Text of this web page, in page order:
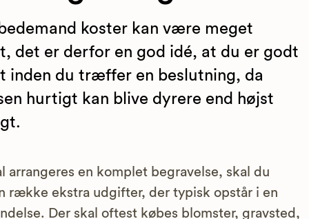
koster kan være meget
det er derfor en god idé, at du er godt
inden du træffer en beslutning, da
hurtigt kan blive dyrere end højst
arrangeres en komplet begravelse, skal du
række ekstra udgifter, der typisk opstår i en
Der skal oftest købes blomster, gravsted,